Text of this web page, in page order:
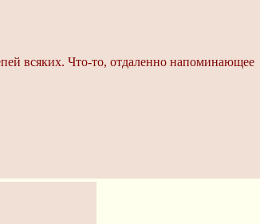
всяких. Что-то, отдаленно напоминающее